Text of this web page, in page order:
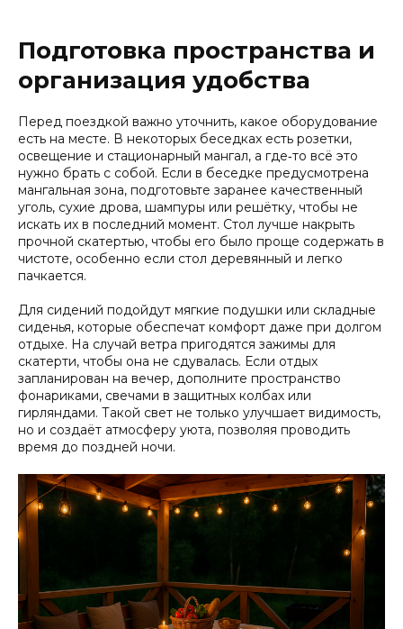
Подготовка пространства и
организация удобства
Перед поездкой важно уточнить, какое оборудование
есть на месте. В некоторых беседках есть розетки,
освещение и стационарный мангал, а где‑то всё это
нужно брать с собой. Если в беседке предусмотрена
мангальная зона, подготовьте заранее качественный
уголь, сухие дрова, шампуры или решётку, чтобы не
искать их в последний момент. Стол лучше накрыть
прочной скатертью, чтобы его было проще содержать в
чистоте, особенно если стол деревянный и легко
пачкается.
Для сидений подойдут мягкие подушки или складные
сиденья, которые обеспечат комфорт даже при долгом
отдыхе. На случай ветра пригодятся зажимы для
скатерти, чтобы она не сдувалась. Если отдых
запланирован на вечер, дополните пространство
фонариками, свечами в защитных колбах или
гирляндами. Такой свет не только улучшает видимость,
но и создаёт атмосферу уюта, позволяя проводить
время до поздней ночи.